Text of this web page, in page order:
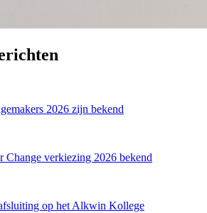
2026 zijn bekend
Change verkiezing 2026 bekend
op het Alkwin Kollege